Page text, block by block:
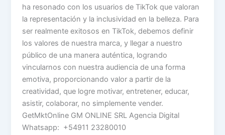
ha resonado con los usuarios de TikTok que valoran
la representación y la inclusividad en la belleza. Para
ser realmente exitosos en TikTok, debemos definir
los valores de nuestra marca, y llegar a nuestro
público de una manera auténtica, logrando
vincularnos con nuestra audiencia de una forma
emotiva, proporcionando valor a partir de la
creatividad, que logre motivar, entretener, educar,
asistir, colaborar, no simplemente vender.
GetMktOnline GM ONLINE SRL Agencia Digital
Whatsapp: +54911 23280010